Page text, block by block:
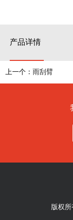
产品详情
上一个： 雨刮臂
版权所